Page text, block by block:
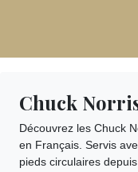
Chuck
Découvrez les Chuck
en Français. Servis
pieds circulaires depuis